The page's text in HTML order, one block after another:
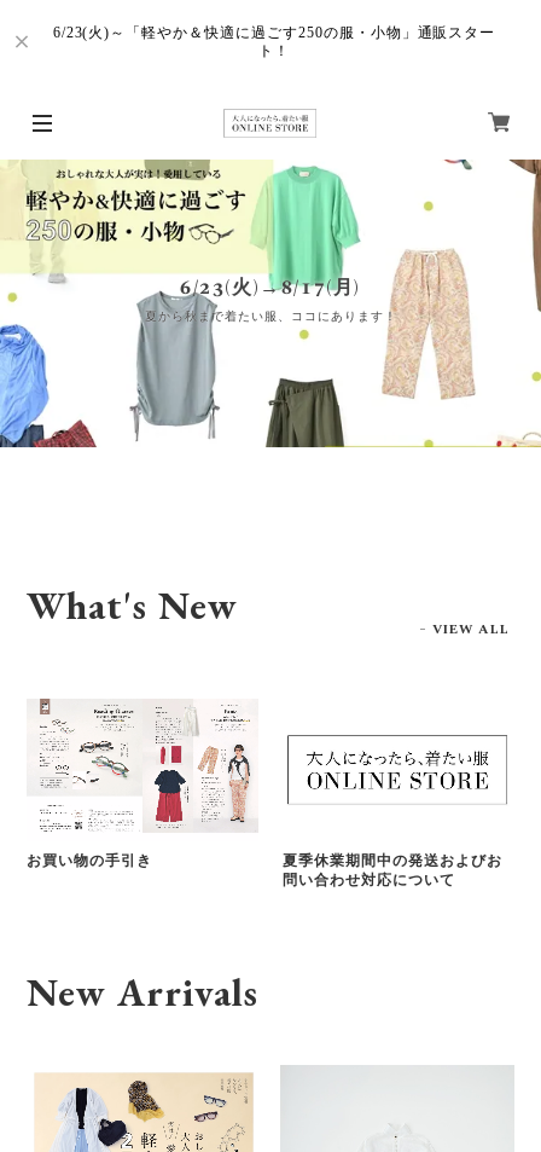
6/23(火)～「軽やか＆快適に過ごす250の服・小物」通販スター
ト！
6/23(火)→8/17(月)
夏から秋まで着たい服、ココにあります！
What's New VIEW ALL
お買い物の手引き
夏季休業期間中の発送およびお
問い合わせ対応について
New Arrivals